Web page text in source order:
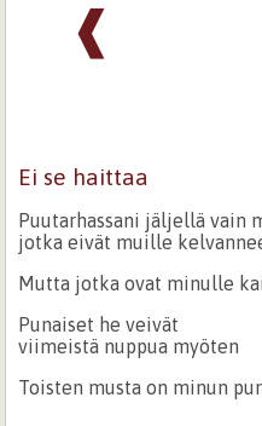
❰
Ei se haittaa
Puutarhassani jäljellä vain
jotka eivät muille
Mutta jotka ovat minulle
Punaiset he veivät
viimeistä nuppua myöten
Toisten musta on minun